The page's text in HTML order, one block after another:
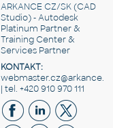
ARKANCE CZ/SK(CAD
Studio) - Autodesk
Platinum Partner &
Training Center &
Services Partner
KONTAKT:
| tel. +420 910 970 111